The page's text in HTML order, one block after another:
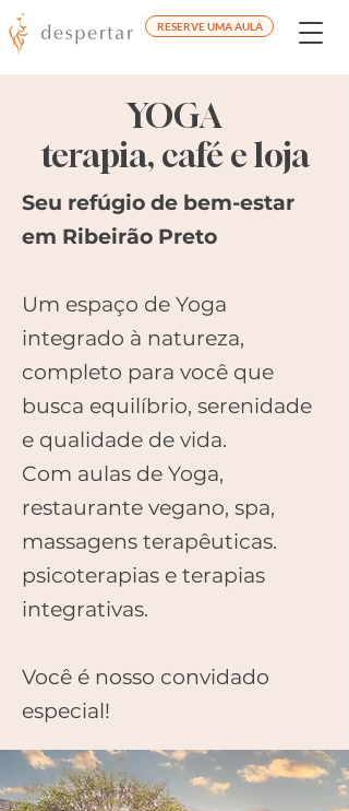
RESERVE UMA AULA
YOGA
terapia, café e loja
Seu refúgio de bem-estar
em Ribeirão Preto​
Um espaço de Yoga
integrado à natureza,
completo para você que
busca equilíbrio, serenidade
e qualidade de vida.
Com aulas de Yoga,
restaurante vegano, spa,
massagens terapêuticas.
psicoterapias e terapias
integrativas.
Você é nosso convidado
especial!